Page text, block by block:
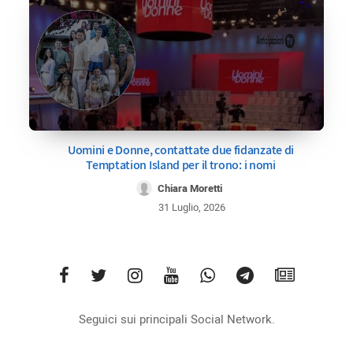
Uomini e Donne, contattate due fidanzate di
Temptation Island per il trono: i nomi
Chiara Moretti
31 Luglio, 2026
Seguici sui principali Social Network.